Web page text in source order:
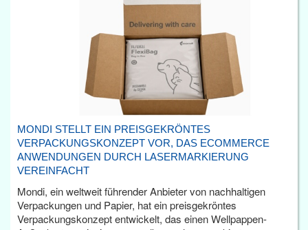
MONDI STELLT EIN PREISGEKRÖNTES
VERPACKUNGSKONZEPT VOR, DAS ECOMMERCE
ANWENDUNGEN DURCH LASERMARKIERUNG
VEREINFACHT
Mondi, ein weltweit führender Anbieter von nachhaltigen
Verpackungen und Papier, hat ein preisgekröntes
Verpackungskonzept entwickelt, das einen Wellpappen-